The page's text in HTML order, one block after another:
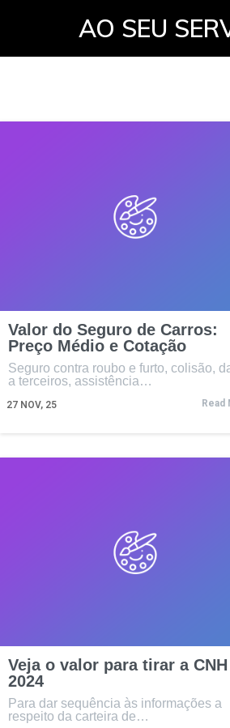
AO SEU
Valor do Seguro de Carros:
Preço Médio e Cotação
27 NOV, 25
Seguro contra roubo e furto, colisão,
a terceiros, assistência…
Read
Veja o valor para tirar a
2024
Para dar sequência às informações a
respeito da carteira de…